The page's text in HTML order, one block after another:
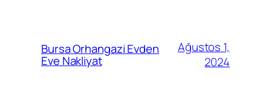
Bursa Orhangazi Evden
Eve Nakliyat
Ağustos 1,
2024